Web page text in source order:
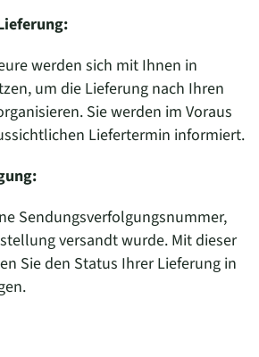
werden sich mit Ihnen in
um die Lieferung nach Ihren
Sie werden im Voraus
Liefertermin informiert.
Sendungsverfolgungsnummer,
versandt wurde. Mit dieser
Sie den Status Ihrer Lieferung in